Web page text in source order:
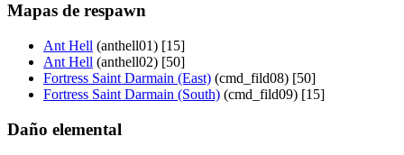
Mapas de respawn
Ant Hell (anthell01) [15]
Ant Hell (anthell02) [50]
Fortress Saint Darmain (East) (cmd_fild08) [50]
Fortress Saint Darmain (South) (cmd_fild09) [15]
Daño elemental